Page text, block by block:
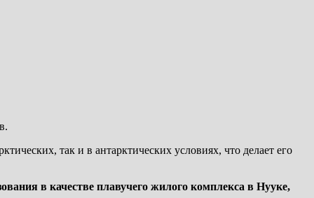
так и в антарктических условиях, что делает его
в качестве плавучего жилого комплекса в Нууке,